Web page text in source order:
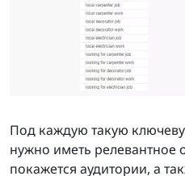
Под каждую такую
нужно иметь релевантное
покажется аудитории, а